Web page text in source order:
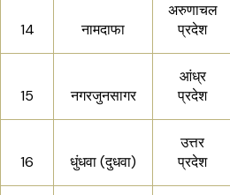
14 नामदाफा
अरुणाचल
प्रदेश
15 नगरजुनसागर
आंध्र
प्रदेश
16 धुंधवा (दुधवा)
उत्तर
प्रदेश